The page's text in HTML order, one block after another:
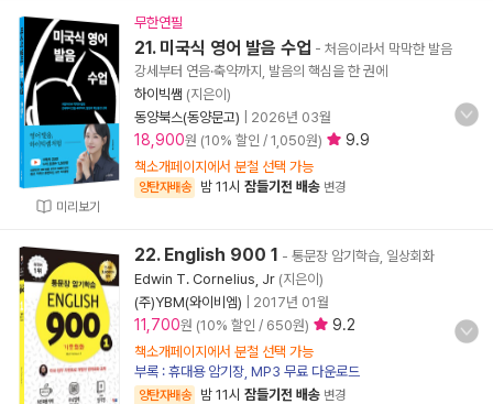
미리보기
무한연필
21. 미국식 영어 발음 수업 - 처음이라서 막막한 발음
강세부터 연음·축약까지, 발음의 핵심을 한 권에
하이빅쌤 (지은이)
동양북스(동양문고)
2026년 03월
18,900원 (10% 할인 / 1,050원) 9.9
책소개페이지에서 분철 선택 가능
양탄자배송 밤 11시 잠들기전 배송 변경
22. English 900 1 - 통문장 암기학습, 일상회화
Edwin T. Cornelius, Jr (지은이)
(주)YBM(와이비엠)
2017년 01월
11,700원 (10% 할인 / 650원) 9.2
책소개페이지에서 분철 선택 가능
부록 : 휴대용 암기장, MP3 무료 다운로드
양탄자배송 밤 11시 잠들기전 배송 변경